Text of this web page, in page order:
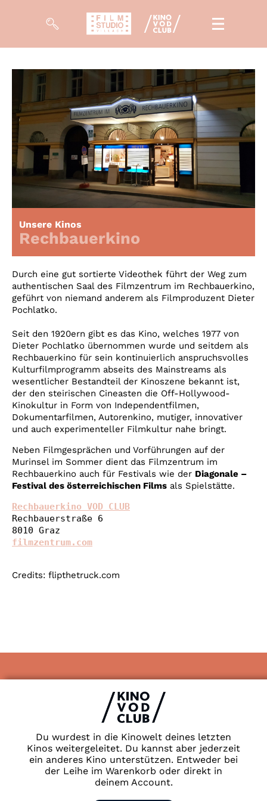
Du wurdest in die Kinowelt deines letzten
Kinos weitergeleitet. Du kannst aber jederzeit
ein anderes Kino unterstützen. Entweder bei
der Leihe im Warenkorb oder direkt in
deinem Account.
Filme
Magazin
Kuratierungen
Events
So geht’s
Filmpakete
Gutscheine
& Filmpässe
Account
Suche
Unsere Kinos
Rechbauerkino
Durch eine gut sortierte Videothek führt der Weg zum
authentischen Saal des Filmzentrum im Rechbauerkino,
geführt von niemand anderem als Filmproduzent Dieter
Pochlatko.
Seit den 1920ern gibt es das Kino, welches 1977 von
Dieter Pochlatko übernommen wurde und seitdem als
Rechbauerkino für sein kontinuierlich anspruchsvolles
Kulturfilmprogramm abseits des Mainstreams als
wesentlicher Bestandteil der Kinoszene bekannt ist,
der den steirischen Cineasten die Off-Hollywood-
Kinokultur in Form von Independentfilmen,
Dokumentarfilmen, Autorenkino, mutiger, innovativer
und auch experimenteller Filmkultur nahe bringt.
Neben Filmgesprächen und Vorführungen auf der
Murinsel im Sommer dient das Filmzentrum im
Rechbauerkino auch für Festivals wie der Diagonale –
Festival des österreichischen Films als Spielstätte.
Rechbauerkino VOD CLUB
Rechbauerstraße 6
filmzentrum.com
Credits: flipthetruck.com
AGB
Kontakt
Newsletter
Partner